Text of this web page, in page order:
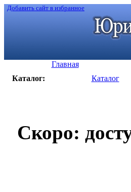
Добавить сайт в избранное
Главная
Каталог:
Каталог
Скоро: